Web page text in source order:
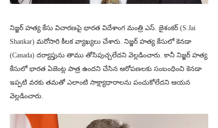
నిజ్జర్ హత్య కేసు విచారణపై భారత విదేశాంగ మంత్రి ఎస్. జైశంకర్ (S.Jai
Shankar) మరోసారి కీలక వ్యాఖ్యలు చేశారు. నిజ్జర్ హత్య కేసులో కెనడా
(Canada) దర్యాప్తును తాము తోసిపుచ్చలేదని వెల్లడించారు. కానీ నిజ్జర్ హత్య
కేసులో భారత ఏజెంట్ల పాత్ర ఉందని చేసిన ఆరోపణలకు సంబంధించి కెనడా
ఇప్పటి వరకు తమతో ఎలాంటి సాక్ష్యాధారాలను పంచుకోలేదని ఆయన
వెల్లడించారు.